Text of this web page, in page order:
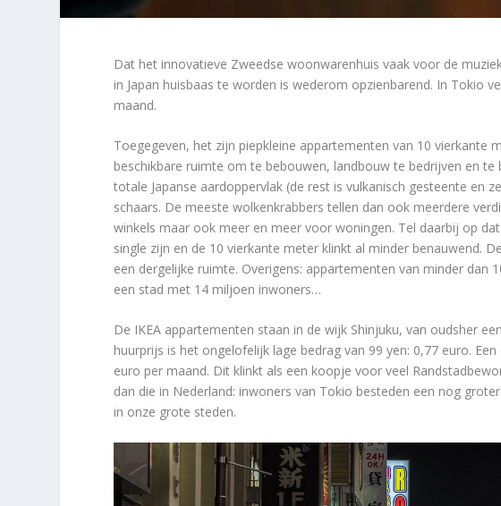
Dat het innovatieve Zweedse woonwarenhuis vaak voor de
in Japan huisbaas te worden is wederom opzienbarend. In Tokio
maand.
Toegegeven, het zijn piepkleine appartementen van 10 vierkante
beschikbare ruimte om te bebouwen, landbouw te bedrijven en
totale Japanse aardoppervlak (de rest is vulkanisch gesteente en
schaars. De meeste wolkenkrabbers tellen dan ook meerdere
winkels maar ook meer en meer voor woningen. Tel daarbij op
single zijn en de 10 vierkante meter klinkt al minder benauwend.
een dergelijke ruimte. Overigens: appartementen van minder dan
een stad met 14 miljoen inwoners…
De IKEA appartementen staan in de wijk Shinjuku, van oudsher
huurprijs is het ongelofelijk lage bedrag van 99 yen: 0,77 euro.
euro per maand. Dit klinkt als een koopje voor veel
dan die in Nederland: inwoners van Tokio besteden een nog
in onze grote steden.